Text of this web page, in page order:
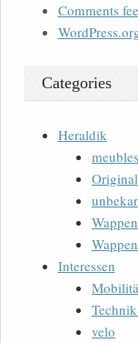
Comments
Categories
Heraldik
meubles
Interessen
velo